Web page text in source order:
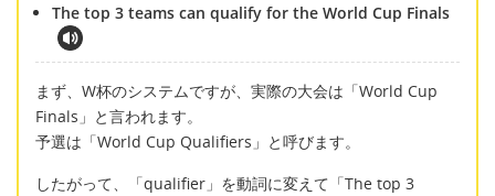
The top 3 teams can qualify for the World Cup Finals
まず、W杯のシステムですが、実際の大会は「World Cup
Finals」と言われます。
予選は「World Cup Qualifiers」と呼びます。
したがって、「qualifier」を動詞に変えて「The top 3